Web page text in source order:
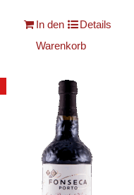
In den
Warenkorb
Details